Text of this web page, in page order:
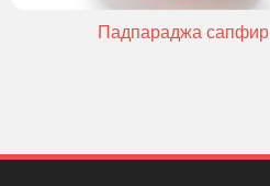
Падпараджа сапфир